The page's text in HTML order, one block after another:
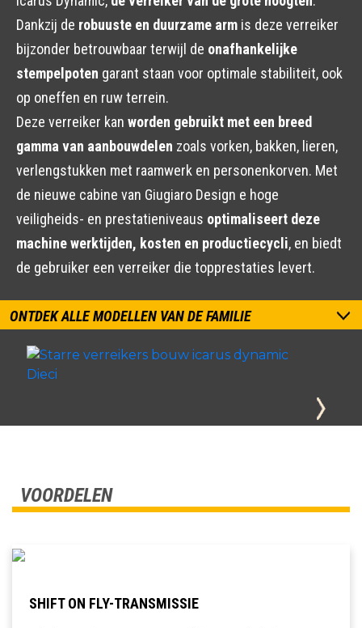
Dankzij de robuuste en duurzame arm is deze verreiker
bijzonder betrouwbaar terwijl de onafhankelijke
stempelpoten garant staan voor optimale stabiliteit, ook
op oneffen en ruw terrein.
Deze verreiker kan worden gebruikt met een breed
gamma van aanbouwdelen zoals vorken, bakken, lieren,
verlengstukken met raamwerk en personenkorven. Met
de nieuwe cabine van Giugiaro Design e hoge
veiligheids- en prestatieniveaus optimaliseert deze
machine werktijden, kosten en productiecycli, en biedt
de gebruiker een verreiker die topprestaties levert.
ONTDEK ALLE MODELLEN VAN DE FAMILIE
VOORDELEN
SHIFT ON FLY-TRANSMISSIE